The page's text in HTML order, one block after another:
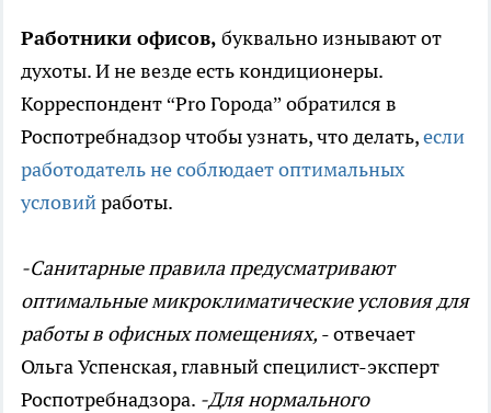
Работники офисов, буквально изнывают от
духоты. И не везде есть кондиционеры.
Корреспондент “Pro Города” обратился в
Роспотребнадзор чтобы узнать, что делать,если
работодатель не соблюдает оптимальных
условийработы.
-Санитарные правила предусматривают
оптимальные микроклиматические условия для
работы в офисных помещениях, - отвечает
Ольга Успенская, главный специлист-эксперт
Роспотребнадзора. -Для нормального